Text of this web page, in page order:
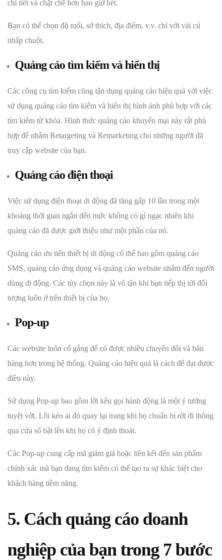
chi tiết và chặt chẽ hơn bao giờ hết.
Bạn có thể chọn độ tuổi, sở thích, địa điểm, v.v. chỉ với vài cú
nhấp chuột.
Quảng cáo tìm kiếm và hiển thị
Các công cụ tìm kiếm cũng tận dụng quảng cáo hiệu quả với việc
sử dụng quảng cáo tìm kiếm và hiển thị hình ảnh phù hợp với các
tìm kiếm từ khóa. Hình thức quảng cáo khuyến mại này rất phù
hợp để nhắm Retargeting và Remarketing cho những người đã
truy cập website của bạn.
Quảng cáo điện thoại
Việc sử dụng điện thoại di động đã tăng gấp 10 lần trong một
khoảng thời gian ngắn đến mức không có gì ngạc nhiên khi
quảng cáo đã được giới thiệu như một phần của nó.
Quảng cáo ưu tiên thiết bị di động có thể bao gồm quảng cáo
SMS, quảng cáo ứng dụng và quảng cáo website nhắm đến người
dùng di động. Các tùy chọn này là vô tận khi bạn tiếp thị tới đối
tượng luôn ở trên thiết bị của họ.
Pop-up
Các website luôn cố gắng để có được nhiều chuyển đổi và bán
hàng hơn trong hệ thống. Quảng cáo hiệu quả là cách để đạt được
điều này.
Sử dụng Pop-up bao gồm lời kêu gọi hành động là một ý tưởng
tuyệt vời. Lôi kéo ai đó quay lại trang khi họ chuẩn bị rời đi thông
qua cửa sổ bật lên khi họ có ý định thoát.
Các Pop-up cung cấp mã giảm giá hoặc liên kết đến sản phẩm
chính xác mà bạn đang tìm kiếm có thể tạo ra sự khác biệt cho
khách hàng tiềm năng.
5. Cách quảng cáo doanh
nghiệp của bạn trong 7 bước